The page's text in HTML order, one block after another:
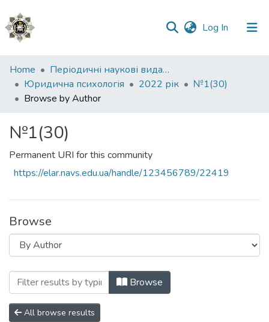
Log In (current)
Communities
&
Collections
Home
Періодичні наукові видання НАВС
Юридична психологія
2022 рік
№1(30)
Browse by Author
№1(30)
Permanent URI for this community
https://elar.navs.edu.ua/handle/123456789/22419
Browse
Browsing №1(30) by Author
Browse
All browse results